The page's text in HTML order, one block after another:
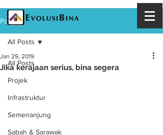
Post
All Posts
Projek
Infrastruktur
Semenanjung
Sabah & Sarawak
All Posts
Jika kerajaan serius, bina segera
Jan 29, 2019